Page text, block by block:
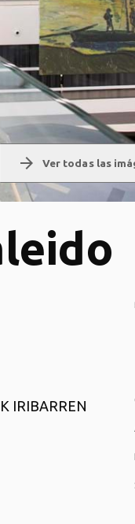
arrow_forward Ver todas las
IRIBARREN